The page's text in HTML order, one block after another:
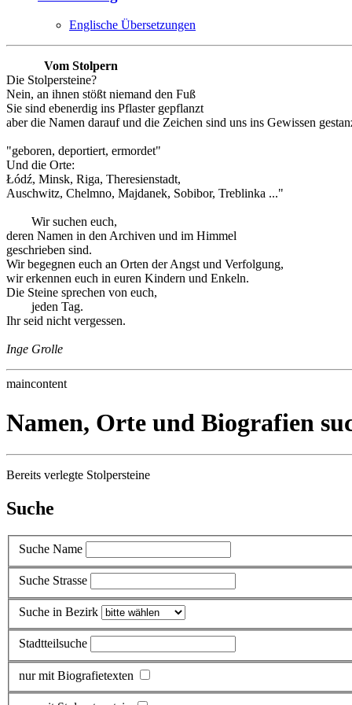
Englische Übersetzungen
Vom Stolpern
Die Stolpersteine?
Nein, an ihnen stößt niemand den Fuß
Sie sind ebenerdig ins Pflaster gepflanzt
aber die Namen darauf und die Zeichen sind uns ins Gewissen
"geboren, deportiert, ermordet"
Und die Orte:
Łódź, Minsk, Riga, Theresienstadt,
Auschwitz, Chelmno, Majdanek, Sobibor, Treblinka ..."
Wir suchen euch,
deren Namen in den Archiven und im Himmel
geschrieben sind.
Wir begegnen euch an Orten der Angst und Verfolgung,
wir erkennen euch in euren Kindern und Enkeln.
Die Steine sprechen von euch,
jeden Tag.
Ihr seid nicht vergessen.
Inge Grolle
maincontent
Namen, Orte und Biografien
Bereits verlegte Stolpersteine
Suche
Suche Name
Suche Strasse
Suche in Bezirk
Stadtteilsuche
nur mit Biografietexten